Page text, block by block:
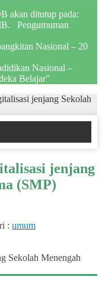
akan ditutup pada:
Pengumuman
Nasional – 20
Nasional –
Belajar”
jenjang Sekolah
jenjang
(SMP)
: umum